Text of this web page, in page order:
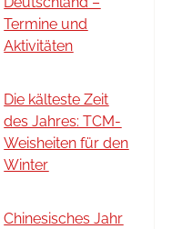
Termine und
Aktivitäten
Die kälteste Zeit
des Jahres: TCM-
Weisheiten für den
Winter
Chinesisches Jahr